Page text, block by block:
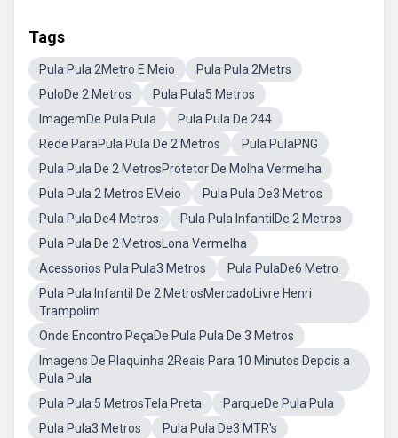
Tags
Pula Pula 2Metro E Meio
Pula Pula 2Metrs
PuloDe 2 Metros
Pula Pula5 Metros
ImagemDe Pula Pula
Pula Pula De 244
Rede ParaPula Pula De 2 Metros
Pula PulaPNG
Pula Pula De 2 MetrosProtetor De Molha Vermelha
Pula Pula 2 Metros EMeio
Pula Pula De3 Metros
Pula Pula De4 Metros
Pula Pula InfantilDe 2 Metros
Pula Pula De 2 MetrosLona Vermelha
Acessorios Pula Pula3 Metros
Pula PulaDe6 Metro
Pula Pula Infantil De 2 MetrosMercadoLivre Henri
Trampolim
Onde Encontro PeçaDe Pula Pula De 3 Metros
Imagens De Plaquinha 2Reais Para 10 Minutos Depois a
Pula Pula
Pula Pula 5 MetrosTela Preta
ParqueDe Pula Pula
Pula Pula3 Metros
Pula Pula De3 MTR's